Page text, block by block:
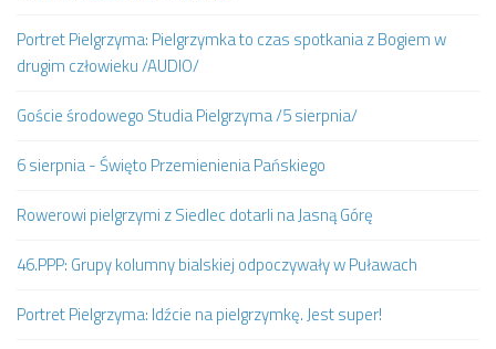
Portret Pielgrzyma: Pielgrzymka to czas spotkania z Bogiem w
drugim człowieku /AUDIO/
Goście środowego Studia Pielgrzyma /5 sierpnia/
6 sierpnia - Święto Przemienienia Pańskiego
Rowerowi pielgrzymi z Siedlec dotarli na Jasną Górę
46.PPP: Grupy kolumny bialskiej odpoczywały w Puławach
Portret Pielgrzyma: Idźcie na pielgrzymkę. Jest super!